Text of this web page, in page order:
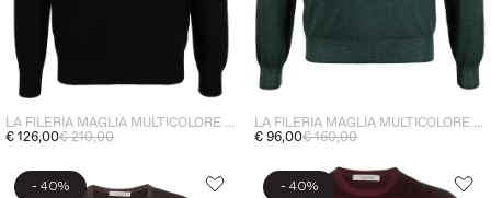
LA FILERIA MAGLIA MULTICOLORE UOMO
€ 126,00€ 210,00
LA FILERIA MAGLIA MULTICOLORE UOMO
€ 96,00€ 160,00
- 40% - 40%